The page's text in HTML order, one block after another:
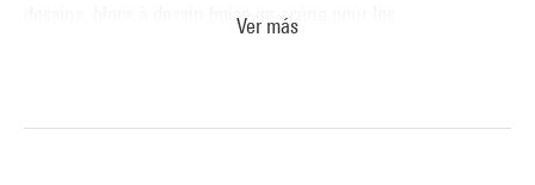
dessins, blocs à dessin (mise en scène pour les
Ver más